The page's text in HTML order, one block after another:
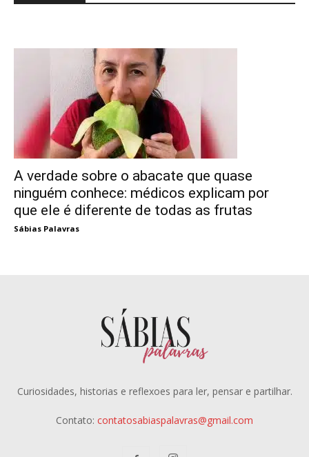
A verdade sobre o abacate que quase
ninguém conhece: médicos explicam por
que ele é diferente de todas as frutas
Sábias Palavras
Curiosidades, historias e reflexoes para ler, pensar e partilhar.
Contato: contatosabiaspalavras@gmail.com